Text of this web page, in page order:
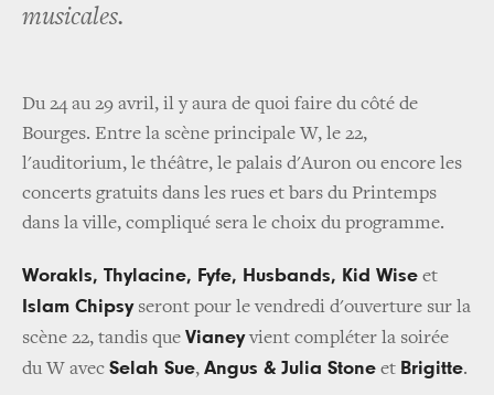
musicales.
Du 24 au 29 avril, il y aura de quoi faire du côté de
Bourges. Entre la scène principale W, le 22,
l'auditorium, le théâtre, le palais d'Auron ou encore les
concerts gratuits dans les rues et bars du Printemps
dans la ville, compliqué sera le choix du programme.
Worakls, Thylacine, Fyfe, Husbands, Kid Wise et
Islam Chipsyseront pour le vendredi d'ouverture sur la
scène 22, tandis que Vianeyvient compléter la soirée
du W avec Selah Sue, Angus & Julia Stone et Brigitte.